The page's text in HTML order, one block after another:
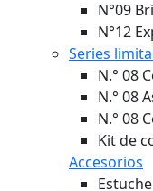
N°09
N°12
Series
N.° 08
N.° 08
N.° 08
Kit de
Accesorios
Estuche